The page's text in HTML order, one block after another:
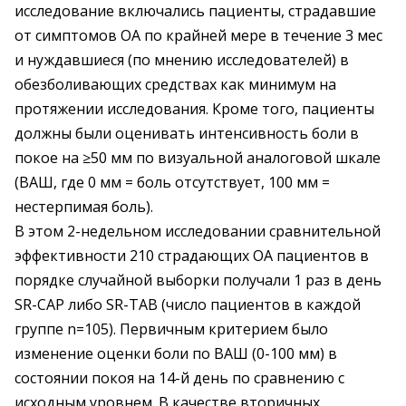
исследование включались пациенты, страдавшие
от симптомов ОА по крайней мере в течение 3 мес
и нуждавшиеся (по мнению исследователей) в
обезболивающих средствах как минимум на
протяжении исследования. Кроме того, пациенты
должны были оценивать интенсивность боли в
покое на ≥50 мм по визуальной аналоговой шкале
(ВАШ, где 0 мм = боль отсутствует, 100 мм =
нестерпимая боль).
В этом 2-недельном исследовании сравнительной
эффективности 210 страдающих ОА пациентов в
порядке случайной выборки получали 1 раз в день
SR-CAP либо SR-TAB (число пациентов в каждой
группе n=105). Первичным критерием было
изменение оценки боли по ВАШ (0-100 мм) в
состоянии покоя на 14-й день по сравнению с